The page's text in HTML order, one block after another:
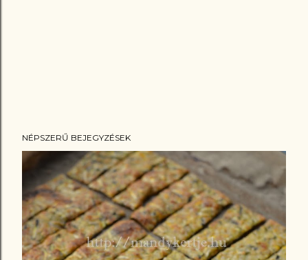
NÉPSZERŰ BEJEGYZÉSEK